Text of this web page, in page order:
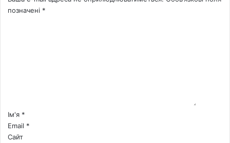
позначені *
*Ім'я *
Email *
Сайт